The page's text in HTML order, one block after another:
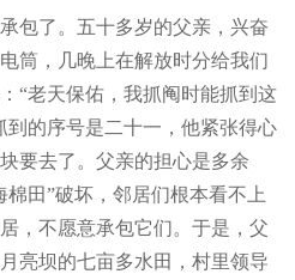
了。五十多岁的父亲，兴奋
筒，几晚上在解放时分给我们
“老天保佑，我抓阄时能抓到这
到的序号是二十一，他紧张得心
要去了。父亲的担心是多余
田”破坏，邻居们根本看不上
，不愿意承包它们。于是，父
亮坝的七亩多水田，村里领导